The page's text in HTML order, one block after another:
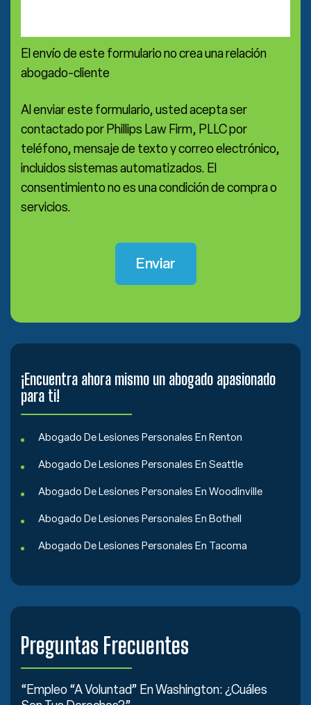
El envío de este formulario no crea una relación
abogado-cliente
Al enviar este formulario, usted acepta ser
contactado por Phillips Law Firm, PLLC por
teléfono, mensaje de texto y correo electrónico,
incluidos sistemas automatizados. El
consentimiento no es una condición de compra o
servicios.
¡Encuentra ahora mismo un abogado apasionado
para ti!
Abogado De Lesiones Personales En Renton
Abogado De Lesiones Personales En Seattle
Abogado De Lesiones Personales En Woodinville
Abogado De Lesiones Personales En Bothell
Abogado De Lesiones Personales En Tacoma
Preguntas Frecuentes
“Empleo “a Voluntad” En Washington: ¿Cuáles